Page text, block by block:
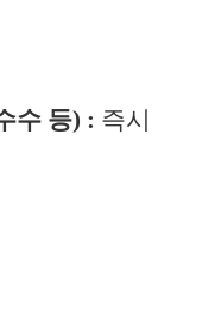
수 등) : 즉시